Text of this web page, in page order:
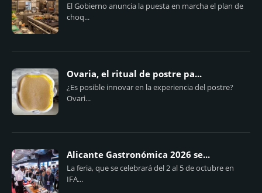
El Gobierno anuncia la puesta en marcha el plan de
choq...
Ovaria, el ritual de postre pa...
¿Es posible innovar en la experiencia del postre?
Ovari...
Alicante Gastronómica 2026 se...
La feria, que se celebrará del 2 al 5 de octubre en
IFA...